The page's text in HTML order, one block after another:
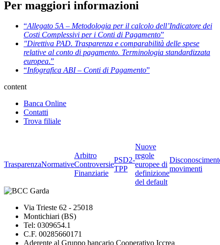
Per maggiori informazioni
“Allegato 5A – Metodologia per il calcolo dell’Indicatore dei
Costi Complessivi per i Conti di Pagamento”
"Direttiva PAD. Trasparenza e comparabilità delle spese
relative al conto di pagamento. Terminologia standardizzata
europea.”
“Infografica ABI – Conti di Pagamento”
content
Banca Online
Contatti
Trova filiale
TrasparenzaNormative
Arbitro
Controversie
Finanziarie
PSD2-
TPP
Nuove
regole
europee di
definizione
del default
movimenti
Via Trieste 62 - 25018
Montichiari (BS)
Tel: 0309654.1
C.F. 00285660171
Aderente al Gruppo bancario Cooperativo Iccrea